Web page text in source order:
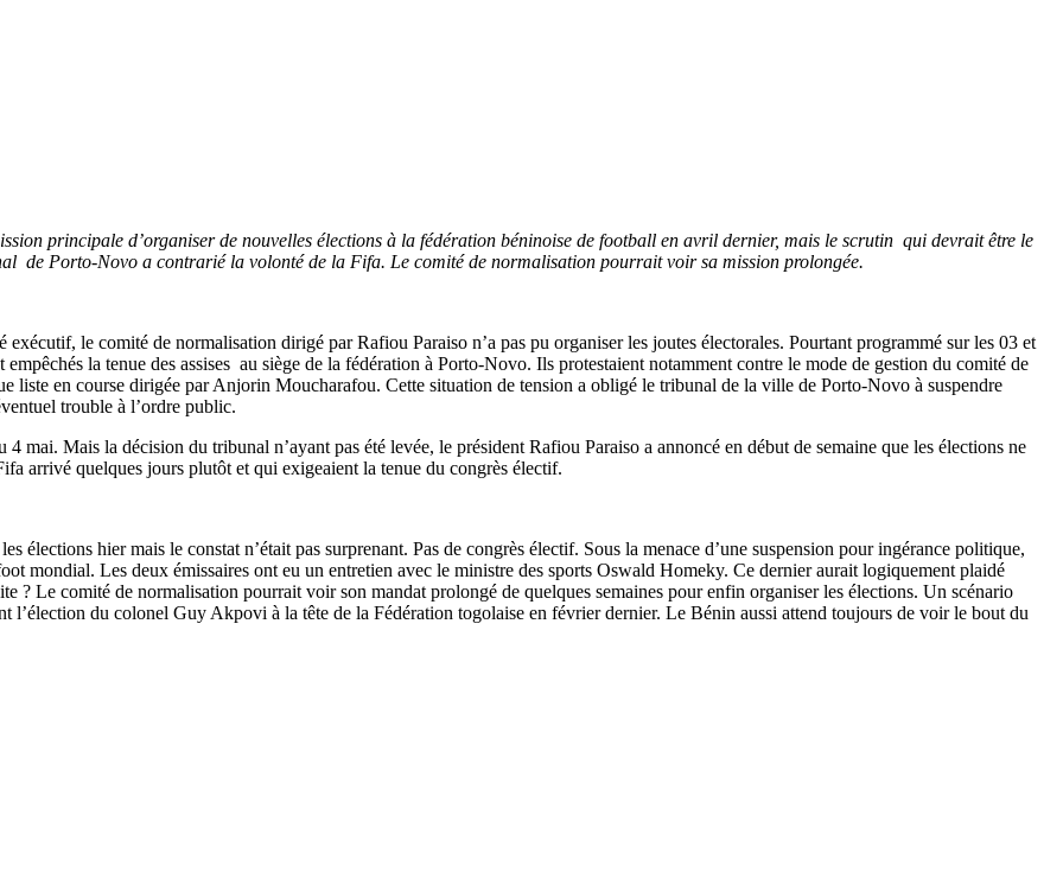
principale d’organiser de nouvelles élections à la fédération béninoise de football en avril dernier, mais le scrutin qui devrait être le
de Porto-Novo a contrarié la volonté de la Fifa. Le comité de normalisation pourrait voir sa mission prolongée.
le comité de normalisation dirigé par Rafiou Paraiso n’a pas pu organiser les joutes électorales. Pourtant programmé sur les 03 et
la tenue des assises au siège de la fédération à Porto-Novo. Ils protestaient notamment contre le mode de gestion du comité de
liste en course dirigée par Anjorin Moucharafou. Cette situation de tension a obligé le tribunal de la ville de Porto-Novo à suspendre
trouble à l’ordre public.
mai. Mais la décision du tribunal n’ayant pas été levée, le président Rafiou Paraiso a annoncé en début de semaine que les élections ne
arrivé quelques jours plutôt et qui exigeaient la tenue du congrès électif.
hier mais le constat n’était pas surprenant. Pas de congrès électif. Sous la menace d’une suspension pour ingérance politique,
mondial. Les deux émissaires ont eu un entretien avec le ministre des sports Oswald Homeky. Ce dernier aurait logiquement plaidé
? Le comité de normalisation pourrait voir son mandat prolongé de quelques semaines pour enfin organiser les élections. Un scénario
l’élection du colonel Guy Akpovi à la tête de la Fédération togolaise en février dernier. Le Bénin aussi attend toujours de voir le bout du